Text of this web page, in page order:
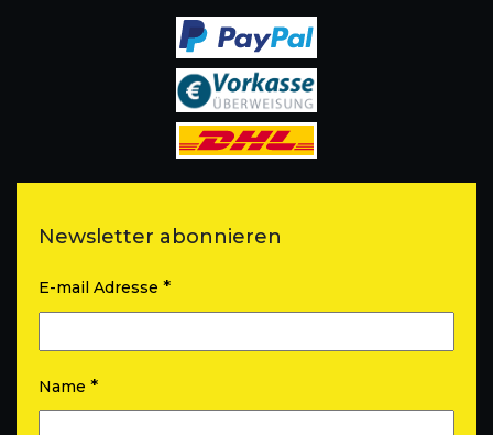
Newsletter abonnieren
E-mail Adresse *
Name *